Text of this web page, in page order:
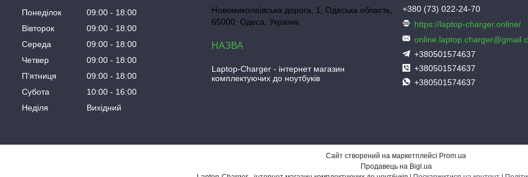
Понеділок 09:00
18:00
Вівторок
09:00
18:00
Середа
09:00
18:00
Четвер
09:00
18:00
Пʼятниця
09:00
18:00
Субота
10:00
16:00
Неділя
Вихідний
Новомиколаївська дорога, 1, Одеська область,
65000, Одеса, Україна
Laptop-Charger - інтернет магазин
комплектуючих до ноутбуків
+380 (73) 022-24-70
https://laptop-charger.online/
+380501574637
+380501574637
+380501574637
Сайт створений на маркетплейсі Prom.ua
Продавець на Bigl.ua